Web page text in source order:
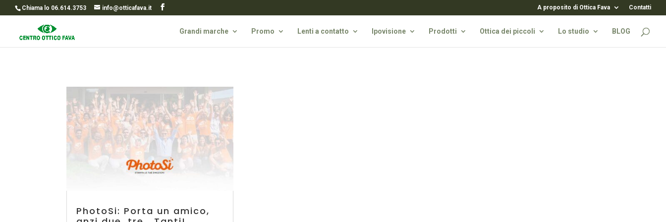
Chiama lo 06.614.3753 info@otticafava.it A proposito di Ottica Fava Contatti
Grandi marche Promo Lenti a contatto Ipovisione Prodotti Ottica dei piccoli Lo studio BLOG
PhotoSi: Porta un amico,